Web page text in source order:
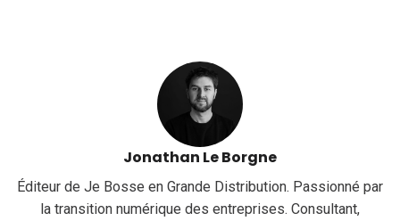
Jonathan Le Borgne
Éditeur de Je Bosse en Grande Distribution. Passionné par
la transition numérique des entreprises. Consultant,